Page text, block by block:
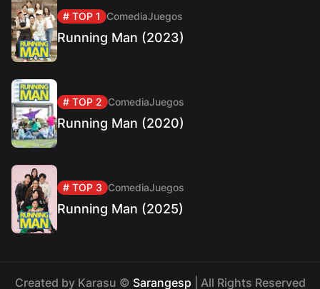
# TOP 1 ComediaJuegos
Running Man (2023)
# TOP 2 ComediaJuegos
Running Man (2020)
# TOP 3 ComediaJuegos
Running Man (2025)
Created by Karasu © Sarangesp | All Rights Reserved